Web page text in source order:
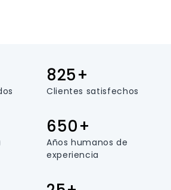
825+
Clientes satisfechos
650+
Años humanos de
experiencia